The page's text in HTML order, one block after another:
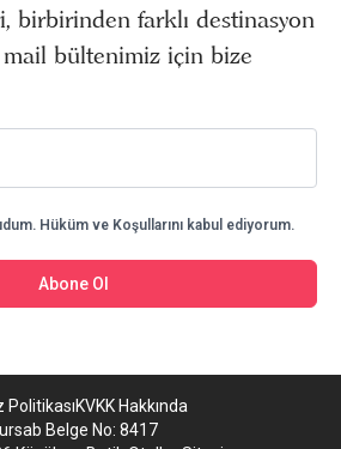
birbirinden farklı destinasyon
bültenimiz için bize
Hüküm ve Koşullarını kabul ediyorum.
Abone Ol
Belge No: 8417
PolitikasıKVKK Hakkında